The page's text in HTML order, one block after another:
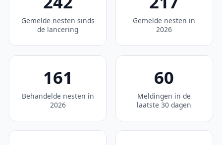
Gemelde nesten sinds
de lancering
Gemelde nesten in
2026
161
Behandelde nesten in
2026
60
Meldingen in de
laatste 30 dagen